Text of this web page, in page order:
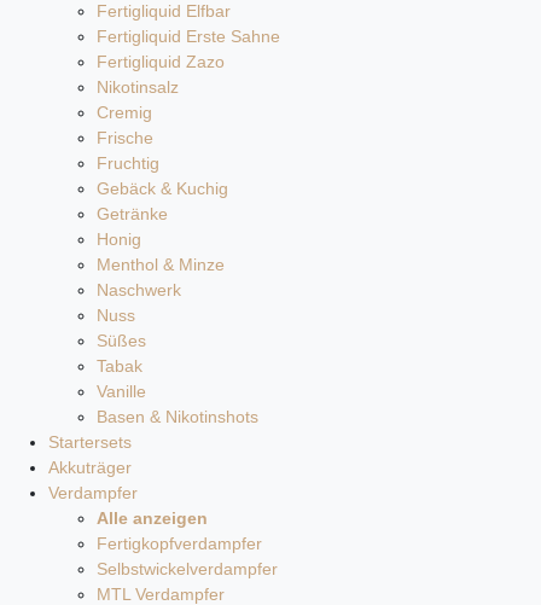
Fertigliquid Elfbar
Fertigliquid Erste Sahne
Fertigliquid Zazo
Nikotinsalz
Cremig
Frische
Fruchtig
Gebäck & Kuchig
Getränke
Honig
Menthol & Minze
Naschwerk
Nuss
Süßes
Tabak
Vanille
Basen & Nikotinshots
Startersets
Akkuträger
Verdampfer
Alle anzeigen
Fertigkopfverdampfer
Selbstwickelverdampfer
MTL Verdampfer